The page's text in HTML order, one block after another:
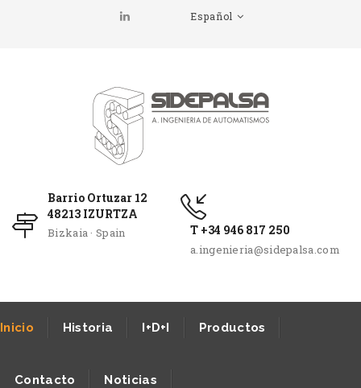
Español
Barrio Ortuzar 12
48213 IZURTZA
Bizkaia · Spain T +34 946 817 250
a.ingenieria@sidepalsa.com
Inicio Historia I+D+I Productos
Contacto Noticias